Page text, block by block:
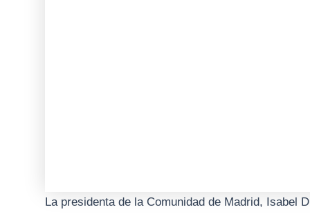
La presidenta de la Comunidad de Madrid, Isabel